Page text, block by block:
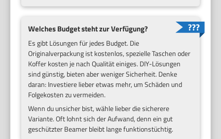
Welches Budget steht zur Verfügung?
Es gibt Lösungen für jedes Budget. Die
Originalverpackung ist kostenlos, spezielle Taschen oder
Koffer kosten je nach Qualität einiges. DIY-Lösungen
sind günstig, bieten aber weniger Sicherheit. Denke
daran: Investiere lieber etwas mehr, um Schäden und
Folgekosten zu vermeiden.
Wenn du unsicher bist, wähle lieber die sicherere
Variante. Oft lohnt sich der Aufwand, denn ein gut
geschützter Beamer bleibt lange funktionstüchtig.